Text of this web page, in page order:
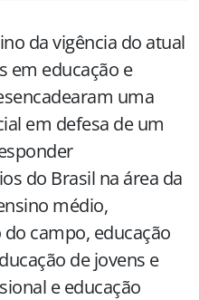
da vigência do atual
em educação e
uma
em defesa de um
do Brasil na área da
médio,
campo, educação
de jovens e
e educação